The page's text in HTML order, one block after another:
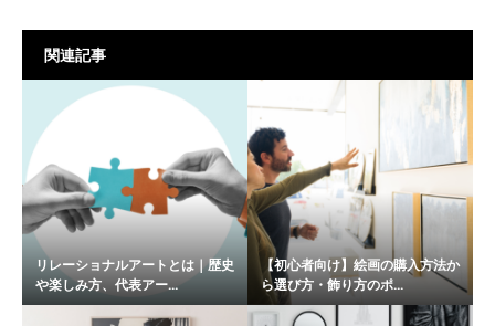
関連記事
リレーショナルアートとは｜歴史
や楽しみ方、代表アー...
【初心者向け】絵画の購入方法か
ら選び方・飾り方のポ...